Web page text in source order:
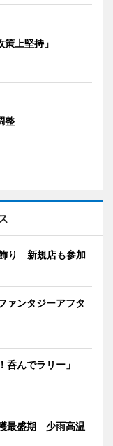
上堅持」
整
り 新規店も参加
ァンタジーアフタ
呑んでラリー」
最盛期 少雨高温